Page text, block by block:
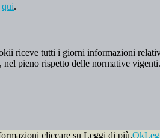
qui.
riceve tutti i giorni informazioni
pieno rispetto delle normative vigenti.
cliccare su Leggi di più.Ok